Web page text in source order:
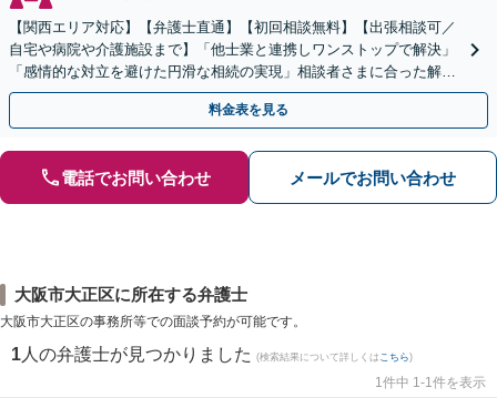
【関西エリア対応】【弁護士直通】【初回相談無料】【出張相談可／
自宅や病院や介護施設まで】「他士業と連携しワンストップで解決」
「感情的な対立を避けた円滑な相続の実現」相談者さまに合った解決
のプランをご提案
料金表を見る
電話でお問い合わせ メールでお問い合わせ
大阪市大正区に所在する弁護士
大阪市大正区の事務所等での面談予約が可能です。
1 人の弁護士が見つかりました (検索結果について詳しくは こちら)
1件中 1-1件を表示